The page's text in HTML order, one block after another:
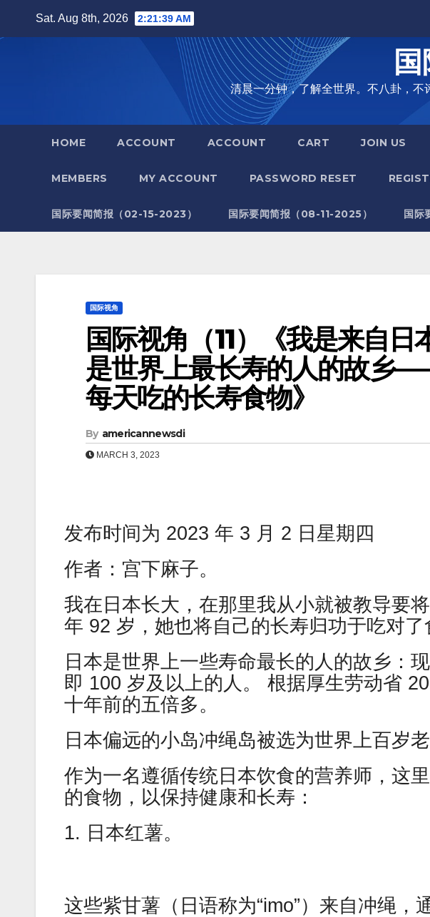
Sat. Aug 8th, 2026 2:21:40 AM
清晨一分钟，了解全世界。不八卦，
HOME ACCOUNT ACCOUNT CART JOIN US
MEMBERS MY ACCOUNT PASSWORD RESET
国际要闻简报（02-15-2023） 国际要闻简报（08-11-2025） 国际
国际视角
国际视角（11）《我是来自
是世界上最长寿的人的故乡
每天吃的长寿食物》
By americannewsdi
MARCH 3, 2023
发布时间为 2023 年 3 月 2 日星期四
作者：宫下麻子。
我在日本长大，在那里我从小就被教导要
年 92 岁，她也将自己的长寿归功于吃对了
日本是世界上一些寿命最长的人的故乡：
即 100 岁及以上的人。 根据厚生劳动省
十年前的五倍多。
日本偏远的小岛冲绳岛被选为世界上百岁
作为一名遵循传统日本饮食的营养师，这
的食物，以保持健康和长寿：
1. 日本红薯。
这些紫甘薯（日语称为“imo”）来自冲绳，